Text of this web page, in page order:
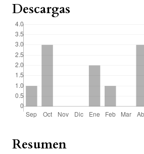
Resumen
Descargas